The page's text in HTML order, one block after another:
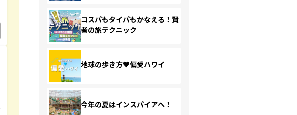
コスパもタイパもかなえる！賢
者の旅テクニック
地球の歩き方♥偏愛ハワイ
今年の夏はインスパイアへ！